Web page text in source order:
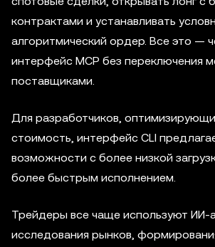
контрактами и устанавливать
алгоритмический ордер. Все это —
интерфейс MCP без переключения
поставщиками.
Для разработчиков,
стоимость, интерфейс CLI
возможности с более низкой
более быстрым исполнением.
Трейдеры все чаще используют ИИ-
исследования рынков,